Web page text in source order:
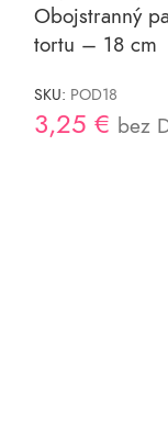
Obojstranný
tortu – 18 cm
SKU: POD18
3,25 € bez